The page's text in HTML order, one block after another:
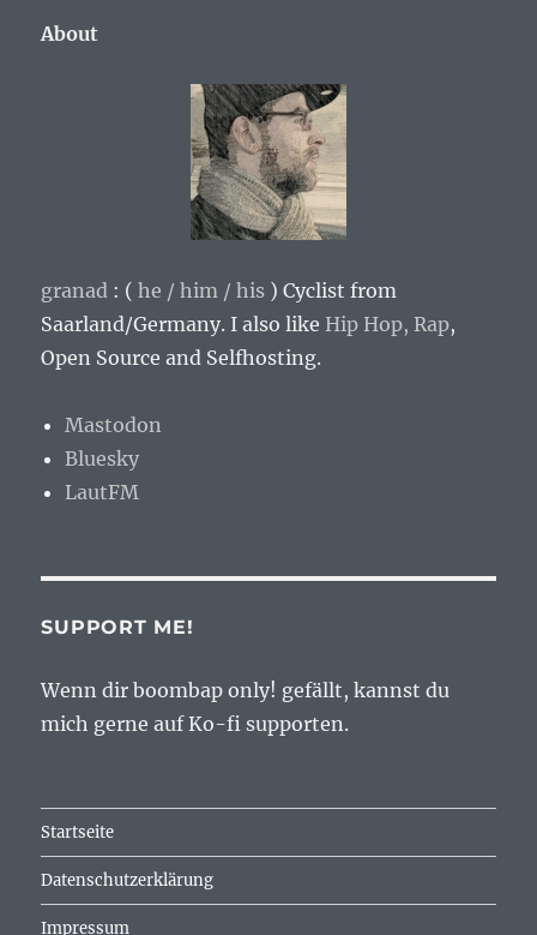
About
granad : (he / him / his )Cyclist from
Saarland/Germany. I also like Hip Hop, Rap,
Open Source and Selfhosting.
Mastodon
Bluesky
LautFM
SUPPORT ME!
Wenn dir boombap only! gefällt, kannst du
mich gerne auf Ko-fi supporten.
Startseite
Datenschutzerklärung
Impressum